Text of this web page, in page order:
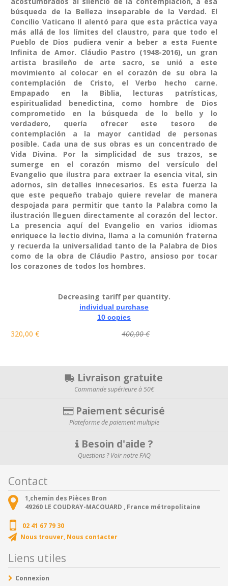
búsqueda de la Belleza inseparable de la Verdad. El
Concilio Vaticano II alentó para que esta práctica vaya
más allá de los límites del claustro, para que todo el
Pueblo de Dios pudiera venir a beber a esta Fuente
Infinita de Amor. Cláudio Pastro (1948-2016), un gran
artista brasileño de arte sacro, se unió a este
movimiento al colocar en el corazón de su obra la
contemplación de Cristo, el Verbo hecho carne.
Empapado en la Biblia, lecturas patrísticas,
espiritualidad benedictina, como hombre de Dios
comprometido en la búsqueda de lo bello y lo
verdadero, quería ofrecer este tesoro de
contemplación a la mayor cantidad de personas
posible. Cada una de sus obras es un concentrado de
Vida Divina. Por la simplicidad de sus trazos, se
sumerge en el corazón mismo del versículo del
Evangelio que ilustra para extraer la esencia vital, sin
adornos, sin detalles innecesarios. Es esta fuerza la
que este pequeño trabajo quiere revelar de manera
despojada para permitir que tanto la Palabra como la
ilustración lleguen directamente al corazón del lector.
La presencia aquí del Evangelio en varios idiomas
enriquece la lectio divina, llama a la comunión fraterna
y recuerda la universalidad tanto de la Palabra de Dios
como de la obra de Cláudio Pastro, ansioso por tocar
los corazones de todos los hombres.
Decreasing tariff per quantity.
individual purchase
10 copies
320,00 € 400,00 €
Livraison gratuite
Commande supérieure à 50€
Paiement sécurisé
Plateforme de paiement multiple
Besoin d'aide ?
Questions ? Voir notre FAQ
Contact
1,chemin des Pièces Bron
49260 LE COUDRAY-MACOUARD , France métropolitaine
02 41 67 79 30
Nous trouver, Nous contacter
Liens utiles
Connexion